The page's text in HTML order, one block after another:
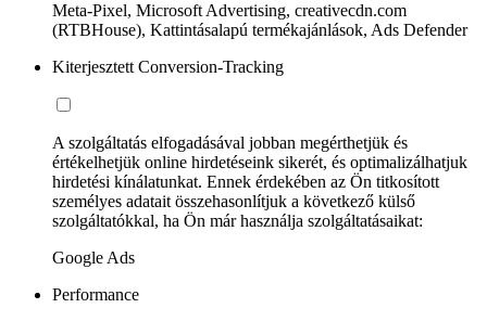
Meta-Pixel, Microsoft Advertising, creativecdn.com
(RTBHouse), Kattintásalapú termékajánlások, Ads Defender
Kiterjesztett Conversion-Tracking
A szolgáltatás elfogadásával jobban megérthetjük és
értékelhetjük online hirdetéseink sikerét, és optimalizálhatjuk
hirdetési kínálatunkat. Ennek érdekében az Ön titkosított
személyes adatait összehasonlítjuk a következő külső
szolgáltatókkal, ha Ön már használja szolgáltatásaikat:
Google Ads
Performance